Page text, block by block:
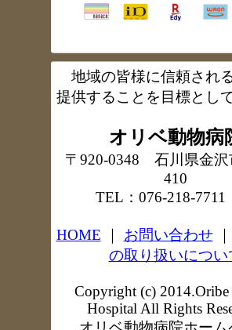
地域の皆様に信頼され
提供することを目標とし
オリベ動物病
〒920-0348 石川県金沢
410
TEL：076-218-
HOME お問い合わせ｜
の取り扱いについ
Copyright (c)
Hospital All Rights